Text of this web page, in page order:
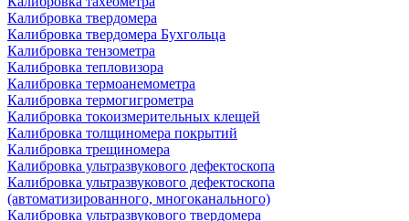
Калибровка твердомера
Калибровка твердомера Бухгольца
Калибровка тензометра
Калибровка тепловизора
Калибровка термоанемометра
Калибровка термогигрометра
Калибровка токоизмерительных клещей
Калибровка толщиномера покрытий
Калибровка трещиномера
Калибровка ультразвукового дефектоскопа
Калибровка ультразвукового дефектоскопа
(автоматизированного, многоканального)
Калибровка ультразвукового твердомера